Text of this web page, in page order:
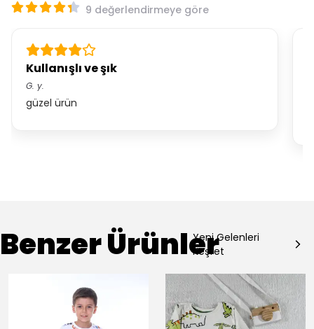
9 değerlendirmeye göre
Kullanışlı ve şık
G. y.
güzel ürün
Benzer ÜrünlerYeni Gelenleri
Keşfet